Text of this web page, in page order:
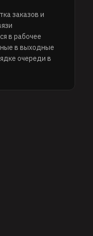
заказов и
в рабочее
в выходные
очереди в